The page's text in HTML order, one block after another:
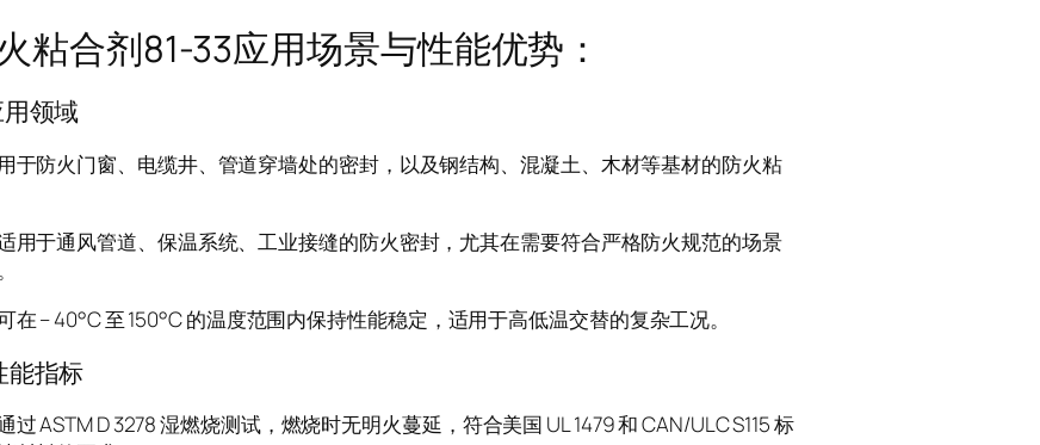
合剂81-33应用场景与性能优势：
领域
于防火门窗、电缆井、管道穿墙处的密封，以及钢结构、混凝土、木材等基材的防火粘
用于通风管道、保温系统、工业接缝的防火密封，尤其在需要符合严格防火规范的场景
在 – 40°C 至 150°C 的温度范围内保持性能稳定，适用于高低温交替的复杂工况。
能指标
过 ASTM D 3278 湿燃烧测试，燃烧时无明火蔓延，符合美国 UL 1479 和 CAN/ULC S115 标